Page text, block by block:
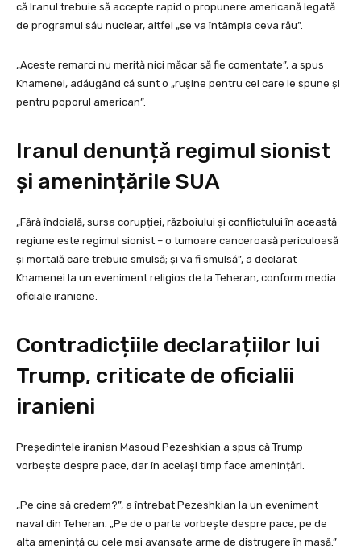
că Iranul trebuie să accepte rapid o propunere americană legată
de programul său nuclear, altfel „se va întâmpla ceva rău”.
„Aceste remarci nu merită nici măcar să fie comentate”, a spus
Khamenei, adăugând că sunt o „rușine pentru cel care le spune și
pentru poporul american”.
Iranul denunță regimul sionist
și amenințările SUA
„Fără îndoială, sursa corupției, războiului și conflictului în această
regiune este regimul sionist – o tumoare canceroasă periculoasă
și mortală care trebuie smulsă; și va fi smulsă”, a declarat
Khamenei la un eveniment religios de la Teheran, conform media
oficiale iraniene.
Contradicțiile declarațiilor lui
Trump, criticate de oficialii
iranieni
Președintele iranian Masoud Pezeshkian a spus că Trump
vorbește despre pace, dar în același timp face amenințări.
„Pe cine să credem?”, a întrebat Pezeshkian la un eveniment
naval din Teheran. „Pe de o parte vorbește despre pace, pe de
alta amenință cu cele mai avansate arme de distrugere în masă.”